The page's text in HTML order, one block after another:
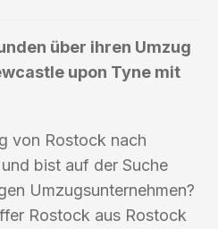
über ihren Umzug
upon Tyne mit
von Rostock nach
bist auf der Suche
Umzugsunternehmen?
Rostock aus Rostock